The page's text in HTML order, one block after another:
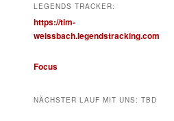
LEGENDS TRACKER:
https://tim-
weissbach.legendstracking.com
Focus
NÄCHSTER LAUF MIT UNS: TBD